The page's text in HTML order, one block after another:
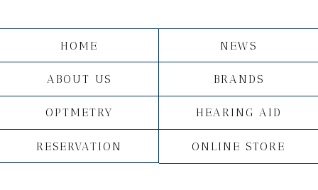
HOME NEWS
ABOUT US BRANDS
OPTMETRY HEARING AID
RESERVATION ONLINE STORE